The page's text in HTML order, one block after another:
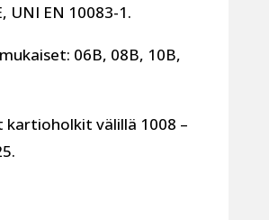
UNI EN 10083-1.
06B, 08B, 10B,
kartioholkit välillä 1008 –